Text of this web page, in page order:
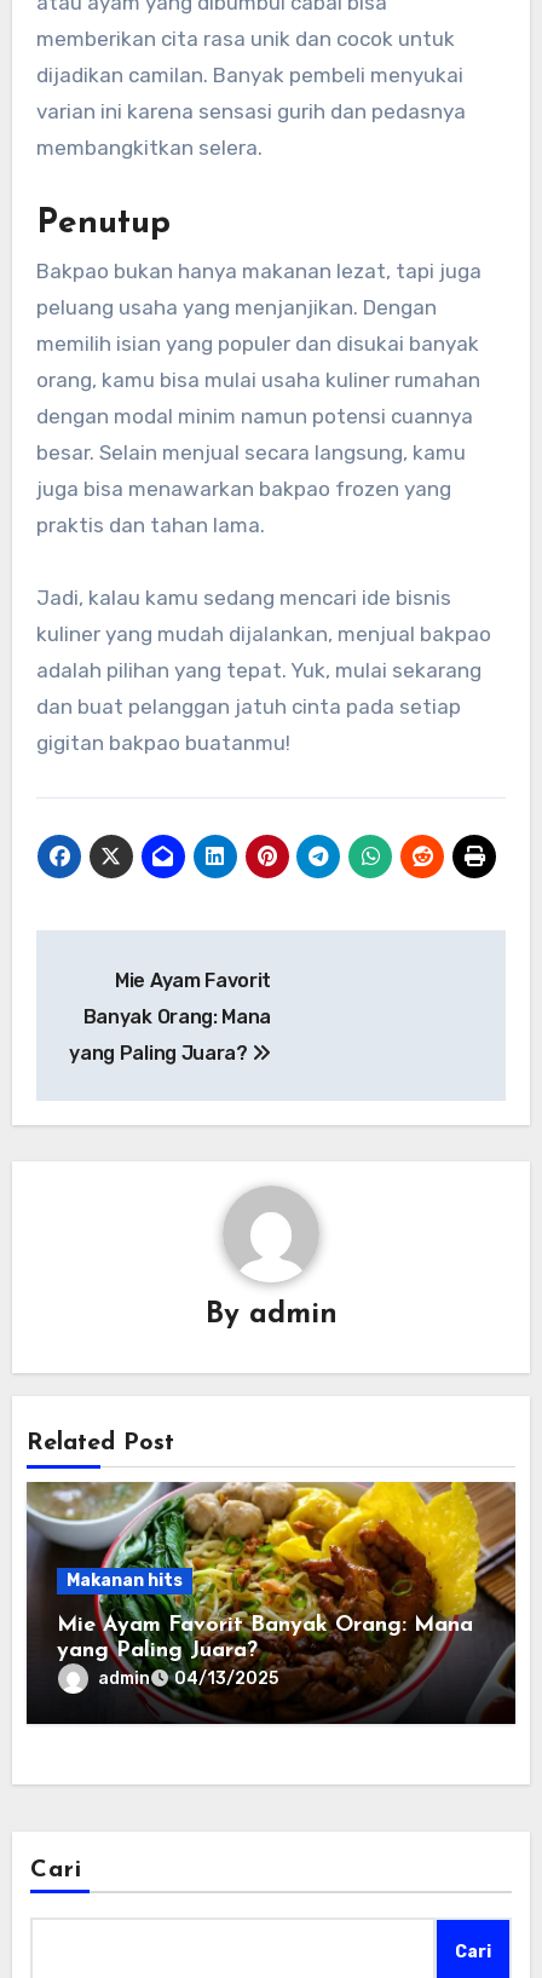
memberikan cita rasa unik dan cocok untuk
dijadikan camilan. Banyak pembeli menyukai
varian ini karena sensasi gurih dan pedasnya
membangkitkan selera.
Penutup
Bakpao bukan hanya makanan lezat, tapi juga
peluang usaha yang menjanjikan. Dengan
memilih isian yang populer dan disukai banyak
orang, kamu bisa mulai usaha kuliner rumahan
dengan modal minim namun potensi cuannya
besar. Selain menjual secara langsung, kamu
juga bisa menawarkan bakpao frozen yang
praktis dan tahan lama.
Jadi, kalau kamu sedang mencari ide bisnis
kuliner yang mudah dijalankan, menjual bakpao
adalah pilihan yang tepat. Yuk, mulai sekarang
dan buat pelanggan jatuh cinta pada setiap
gigitan bakpao buatanmu!
pos
Mie Ayam Favorit
Banyak Orang: Mana
yang Paling Juara?
By admin
Related Post
Makanan hits
Mie Ayam Favorit Banyak Orang: Mana
yang Paling Juara?
admin 04/13/2025
Cari
Cari